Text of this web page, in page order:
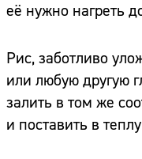
её нужно нагреть
Рис, заботливо
или любую другую
залить в том же
и поставить в